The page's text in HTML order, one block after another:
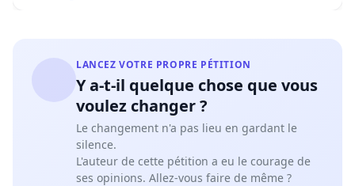
LANCEZ VOTRE PROPRE PÉTITION
Y a-t-il quelque chose que vous
voulez changer ?
Le changement n'a pas lieu en gardant le
silence.
L'auteur de cette pétition a eu le courage de
ses opinions. Allez-vous faire de même ?